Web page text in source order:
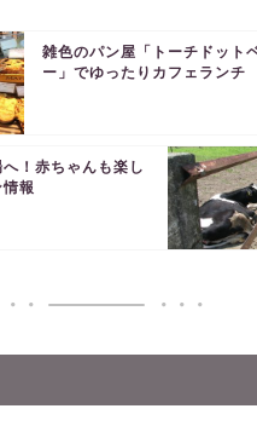
雑色のパン屋「トーチドット
ー」でゆったりカフェランチ
！赤ちゃんも楽し
報